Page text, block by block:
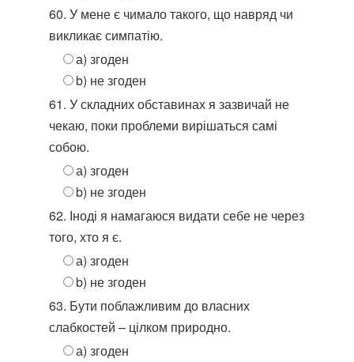
60. У мене є чимало такого, що навряд чи
викликає симпатію.
а) згоден
b) не згоден
61. У складних обставинах я зазвичай не
чекаю, поки проблеми вирішаться самі
собою.
а) згоден
b) не згоден
62. Іноді я намагаюся видати себе не через
того, хто я є.
а) згоден
b) не згоден
63. Бути поблажливим до власних
слабкостей – цілком природно.
а) згоден